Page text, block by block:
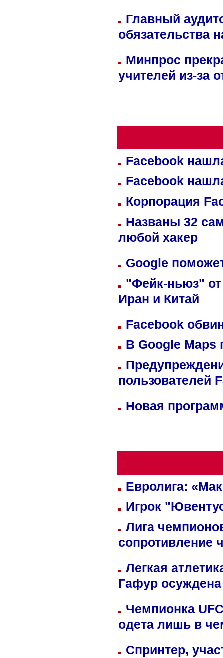
Главный
обязательства
Минпрос
учителей из-за
Facebook
Facebook
Корпорация
Названы 32
любой хакер
Google
"Фейк-ньюз" от
Иран и Китай
Facebook
В Google Maps
пользователей
Новая
Евролига:
Игрок
Лига
сопротивление
Легкая
Гафур осуждена
Чемпионка
одета лишь в
Спринтер,